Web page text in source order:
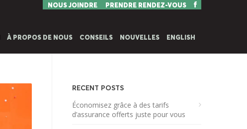
NOUS JOINDRE PRENDRE RENDEZ-VOUS
À PROPOS DE NOUS CONSEILS NOUVELLES ENGLISH
RECENT POSTS
Économisez grâce à des tarifs
d’assurance offerts juste pour vous